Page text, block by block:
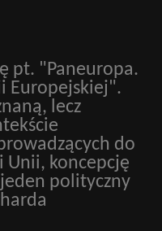
pt. "Paneuropa.
Europejskiej".
lecz
do
Unii, koncepcję
polityczny